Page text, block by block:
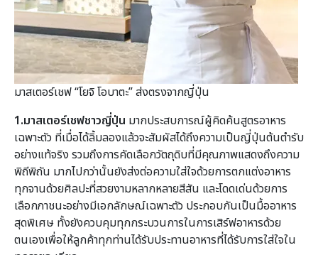
มาสเตอร์เชฟ “โยจิ โอบาตะ” ส่งตรงจากญี่ปุ่น
1.มาสเตอร์เชฟชาวญี่ปุ่น มากประสบการณ์ผู้คิดค้นสูตรอาหาร
เฉพาะตัว ที่เมื่อได้ลิ้มลองแล้วจะสัมผัสได้ถึงความเป็นญี่ปุ่นต้นตำรับ
อย่างแท้จริง รวมถึงการคัดเลือกวัตถุดิบที่มีคุณภาพแสดงถึงความ
พิถีพิถัน มากไปกว่านั้นยังส่งต่อความใส่ใจด้วยการตกแต่งอาหาร
ทุกจานด้วยศิลปะที่สวยงามหลากหลายสีสัน และโดดเด่นด้วยการ
เลือกภาชนะอย่างมีเอกลักษณ์เฉพาะตัว ประกอบกันเป็นมื้ออาหาร
สุดพิเศษ ทั้งยังควบคุมทุกกระบวนการในการเสิร์ฟอาหารด้วย
ตนเองเพื่อให้ลูกค้าทุกท่านได้รับประทานอาหารที่ได้รับการใส่ใจใน